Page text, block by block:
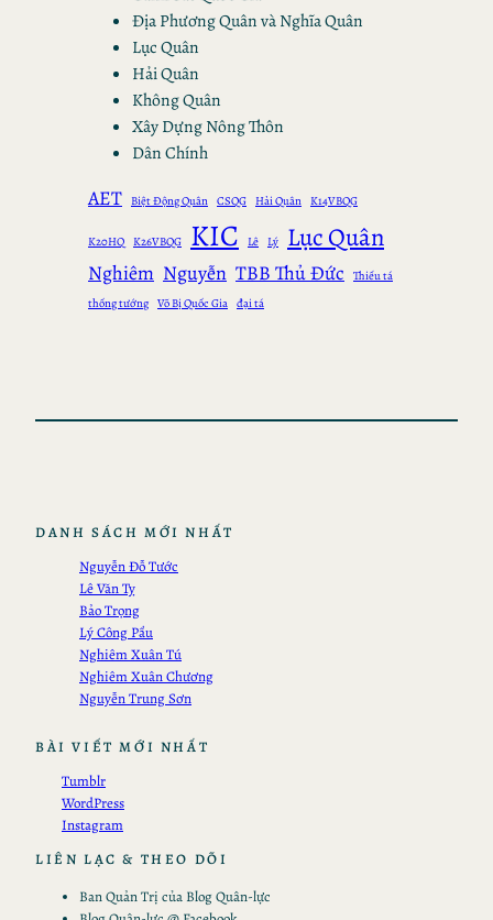
Địa Phương Quân và Nghĩa Quân
Lục Quân
Hải Quân
Không Quân
Xây Dựng Nông Thôn
Dân Chính
AET Biệt Động Quân CSQG Hải Quân K14VBQG
K20HQ K26VBQG KIC Lê Lý Lục Quân
Nghiêm Nguyễn TBB Thủ Đức Thiếu tá
thống tướng Võ Bị Quốc Gia đại tá
DANH SÁCH MỚI NHẤT
Nguyễn Đỗ Tước
Lê Văn Tỵ
Bảo Trọng
Lý Công Pẩu
Nghiêm Xuân Tú
Nghiêm Xuân Chương
Nguyễn Trung Sơn
BÀI VIẾT MỚI NHẤT
Tumblr
WordPress
Instagram
LIÊN LẠC & THEO DÕI
Ban Quản Trị của Blog Quân-lực